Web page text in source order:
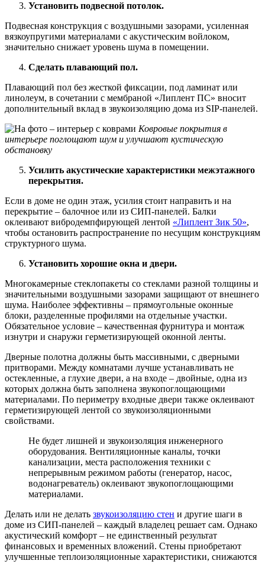
Установить подвесной потолок.
Подвесная конструкция с воздушными зазорами, усиленная
вязкоупругими материалами с акустическим войлоком,
значительно снижает уровень шума в помещении.
Сделать плавающий пол.
Плавающий пол без жесткой фиксации, под ламинат или
линолеум, в сочетании с мембраной «Липлент ПС» вносит
дополнительный вклад в звукоизоляцию дома из SIP-панелей.
Ковровые покрытия в
интерьере поглощают шум и улучшают кустическую
обстановку
Усилить акустические характеристики межэтажного
перекрытия.
Если в доме не один этаж, усилия стоит направить и на
перекрытие – балочное или из СИП-панелей. Балки
оклеивают вибродемпфирующей лентой «Липлент Зик 50»,
чтобы остановить распространение по несущим конструкциям
структурного шума.
Установить хорошие окна и двери.
Многокамерные стеклопакеты со стеклами разной толщины и
значительными воздушными зазорами защищают от внешнего
шума. Наиболее эффективны – прямоугольные оконные
блоки, разделенные профилями на отдельные участки.
Обязательное условие – качественная фурнитура и монтаж
изнутри и снаружи герметизирующей оконной ленты.
Дверные полотна должны быть массивными, с дверными
притворами. Между комнатами лучше устанавливать не
остекленные, а глухие двери, а на входе – двойные, одна из
которых должна быть заполнена звукопоглощающими
материалами. По периметру входные двери также оклеивают
герметизирующей лентой со звукоизоляционными
свойствами.
Не будет лишней и звукоизоляция инженерного
оборудования. Вентиляционные каналы, точки
канализации, места расположения техники с
непрерывным режимом работы (генератор, насос,
водонагреватель) оклеивают звукопоглощающими
материалами.
Делать или не делать звукоизоляцию стен и другие шаги в
доме из СИП-панелей – каждый владелец решает сам. Однако
акустический комфорт – не единственный результат
финансовых и временных вложений. Стены приобретают
улучшенные теплоизоляционные характеристики, снижаются